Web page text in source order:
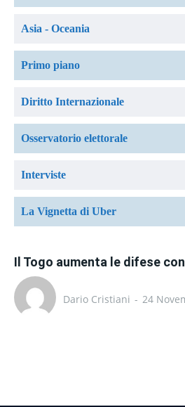
Asia - Oceania
Primo piano
Diritto Internazionale
Osservatorio elettorale
Interviste
La Vignetta di Uber
Il Togo aumenta le difese
Dario Cristiani - 24